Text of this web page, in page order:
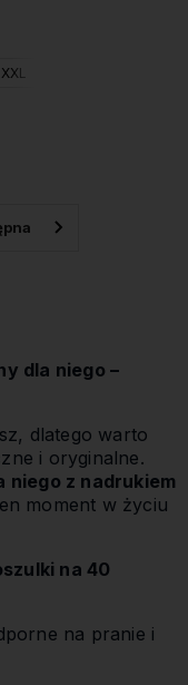
XXL
dla niego –
dlatego warto
i oryginalne.
niego z nadrukiem
moment w życiu
na 40
na pranie i